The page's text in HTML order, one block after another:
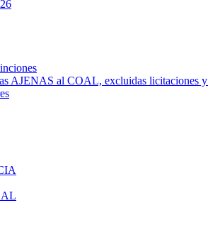
AJENAS al COAL, excluidas licitaciones